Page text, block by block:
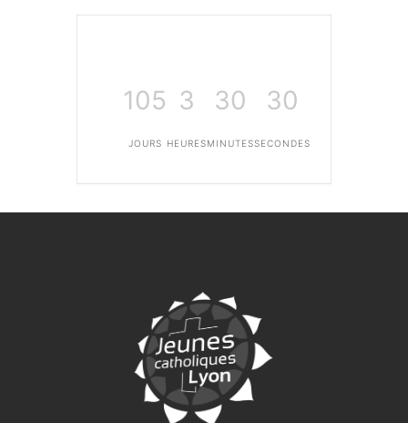
105
JOURS
3
HEURES
30
MINUTES
29
SECONDES